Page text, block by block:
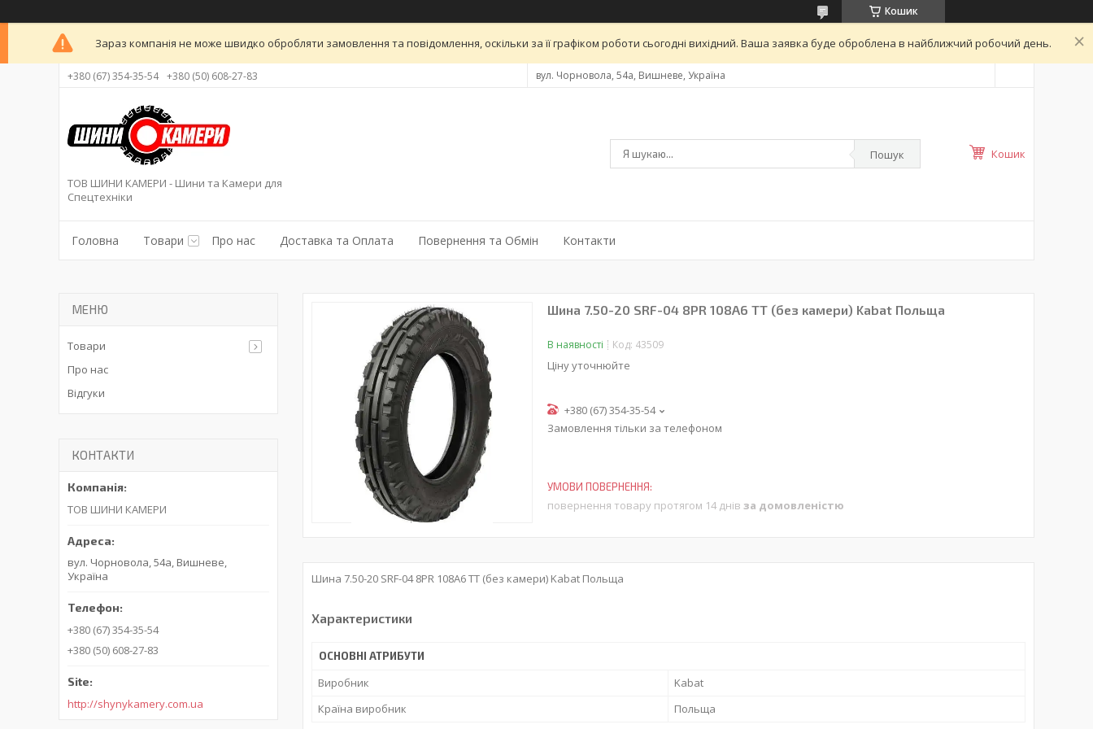
Кошик
Зараз компанія не може швидко обробляти замовлення та повідомлення, оскільки за її графіком роботи сьогодні вихідний. Ваша заявка буде оброблена в найближчий робочий день.
+380 (67) 354-35-54 +380 (50) 608-27-83 вул. Чорновола, 54а, Вишневе, Україна
ТОВ ШИНИ КАМЕРИ - Шини та Камери для
Спецтехніки
Пошук Кошик
Головна Товари Про нас Доставка та Оплата Повернення та Обмін Контакти
Шина 7.50-20 SRF-04 8PR 108A6 TT (без камери) Kabat Польща
В наявності Код: 43509
Ціну уточнюйте
+380 (67) 354-35-54
Замовлення тільки за телефоном
повернення товару протягом 14 днів за домовленістю
Шина 7.50-20 SRF-04 8PR 108A6 TT (без камери) Kabat Польща
Характеристики
ОСНОВНІ АТРИБУТИ
Виробник
Kabat
Країна виробник
Польща
Товари
Про нас
Відгуки
КОНТАКТИ
ТОВ ШИНИ КАМЕРИ
вул. Чорновола, 54а, Вишневе,
Україна
+380 (67) 354-35-54
+380 (50) 608-27-83
http://shynykamery.com.ua